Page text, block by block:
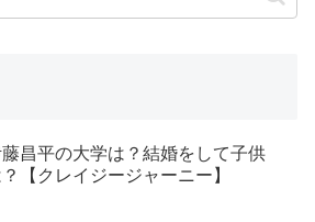
昌平の大学は？結婚をして子供
【クレイジージャーニー】